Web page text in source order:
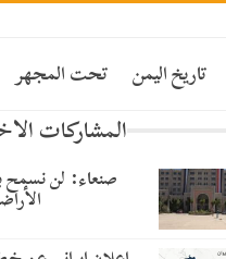
تاريخ اليمن تحت المجهر
المشاركات
صنعاء: لن